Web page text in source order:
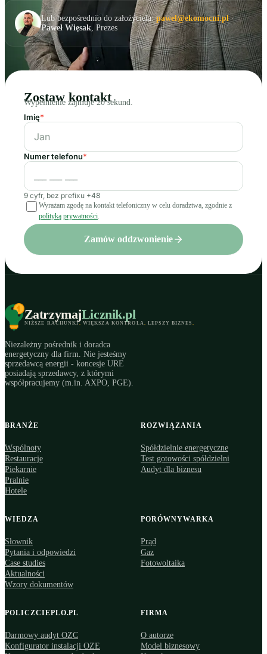
Lub bezpośrednio do założyciela:pawel@ekomocni.pl·
Paweł Więsak, Prezes
Zostaw kontakt
Wypełnienie zajmuje 20 sekund.
Imię*
Numer telefonu*
9 cyfr, bez prefixu +48
Wyrażam zgodę na kontakt telefoniczny w celu doradztwa, zgodnie z
polityką prywatności.
Zamów oddzwonienie
ZatrzymajLicznik.pl
NIŻSZE RACHUNKI. WIĘKSZA KONTROLA. LEPSZY BIZNES .
Niezależny pośrednik i doradca
energetyczny dla firm. Nie jesteśmy
sprzedawcą energii - koncesje URE
posiadają sprzedawcy, z którymi
współpracujemy (m.in. AXPO, PGE).
BRANŻE
Wspólnoty
Restauracje
Piekarnie
Pralnie
Hotele
ROZWIĄZANIA
Spółdzielnie energetyczne
Test gotowości spółdzielni
Audyt dla biznesu
WIEDZA
Słownik
Pytania i odpowiedzi
Case studies
Aktualności
Wzory dokumentów
PORÓWNYWARKA
Prąd
Gaz
Fotowoltaika
POLICZCIEPLO.PL
Darmowy audyt OZC
Konfigurator instalacji OZE
FIRMA
O autorze
Model biznesowy